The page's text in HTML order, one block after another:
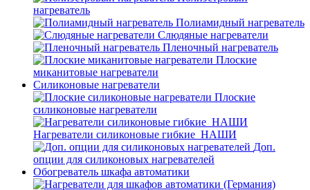
нагреватель
Полиамидный нагреватель
Слюдяные нагреватели
Пленочный нагреватель
Плоские
миканитовые нагреватели
Силиконовые нагреватели
Плоские
силиконовые нагреватели
Нагреватели силиконовые гибкие_НАШИ
Доп.
опции для силиконовых нагревателей
Обогреватель шкафа автоматики